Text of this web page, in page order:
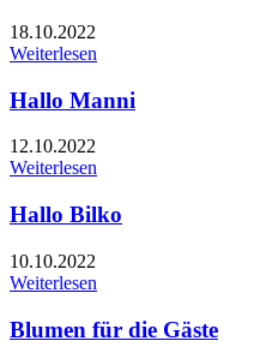
18.10.2022
Weiterlesen
Hallo Manni
12.10.2022
Weiterlesen
Hallo Bilko
10.10.2022
Weiterlesen
Blumen für die Gäste